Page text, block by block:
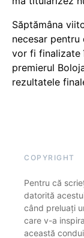
Săptămâna
necesar
vor fi finalizate
premierul
rezultatele
COPYRIGHT
Pentru că
datorită
când preluați
care v-a
această